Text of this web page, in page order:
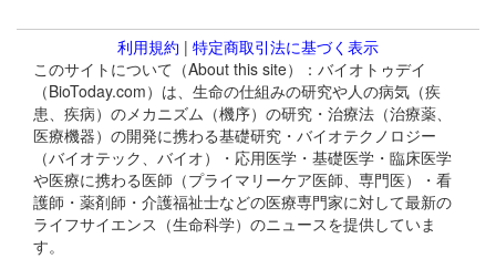
利用規約 | 特定商取引法に基づく表示
このサイトについて（About this site）：バイオトゥデイ
（BioToday.com）は、生命の仕組みの研究や人の病気（疾
患、疾病）のメカニズム（機序）の研究・治療法（治療薬、
医療機器）の開発に携わる基礎研究・バイオテクノロジー
（バイオテック、バイオ）・応用医学・基礎医学・臨床医学
や医療に携わる医師（プライマリーケア医師、専門医）・看
護師・薬剤師・介護福祉士などの医療専門家に対して最新の
ライフサイエンス（生命科学）のニュースを提供していま
す。